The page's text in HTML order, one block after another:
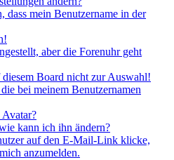
dass mein Benutzername in der
aber die Forenuhr geht
diesem Board nicht zur Auswahl!
bei meinem Benutzernamen
kann ich ihn ändern?
auf den E-Mail-Link klicke,
anzumelden.